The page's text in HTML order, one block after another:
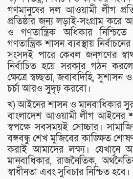
গণমানুষের দল আওয়ামী লীগ
প্রতিষ্ঠার জন্য লড়াই-সংগ্রাম
ও গণতান্ত্রিক অধিকার
গণতান্ত্রিক শাসন ব্যবস্থায়
সংসদই পারে কেবল জনগণের
নির্বাচিত হয়ে সরকার গঠন করলে
ক্ষেত্রে স্বচ্ছতা, জবাবদিহি, সুশাসন
চর্চা আরও সুদৃঢ় করবো।
খ) আইনের শাসন ও মানবাধিকার
বাংলাদেশ আওয়ামী লীগ আইনের
স্বপক্ষে সবসময়ই সোচ্চার।
বঙ্গবন্ধু শেখ মুজিবের কাঙ্ক্ষিত
করাই আমাদের লক্ষ্য। যেখানে
মানবাধিকার, রাজনৈতিক,
স্বাধীনতা এবং সুবিচার নিশ্চিত হবে।